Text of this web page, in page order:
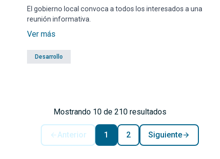
El gobierno local convoca a todos los interesados a una
reunión informativa.
Ver más
Desarrollo
Mostrando 10 de 210 resultados
Anterior 1 2 Siguiente